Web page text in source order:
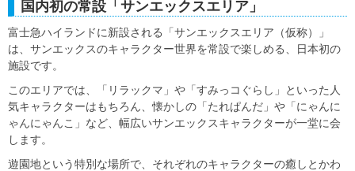
国内初の常設「サンエックスエリア」
富士急ハイランドに新設される「サンエックスエリア（仮称）」
は、サンエックスのキャラクター世界を常設で楽しめる、日本初の
施設です。
このエリアでは、「リラックマ」や「すみっコぐらし」といった人
気キャラクターはもちろん、懐かしの「たれぱんだ」や「にゃんに
ゃんにゃんこ」など、幅広いサンエックスキャラクターが一堂に会
します。
遊園地という特別な場所で、それぞれのキャラクターの癒しとかわ